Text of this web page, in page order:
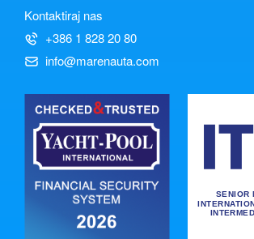
Kontaktiraj nas
+386 1 828 20 80
info@marenauta.com